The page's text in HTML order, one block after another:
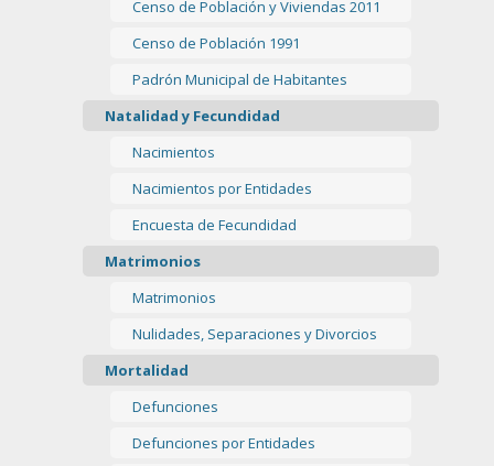
Censo de Población y Viviendas 2011
Censo de Población 1991
Padrón Municipal de Habitantes
Natalidad y Fecundidad
Nacimientos
Nacimientos por Entidades
Encuesta de Fecundidad
Matrimonios
Matrimonios
Nulidades, Separaciones y Divorcios
Mortalidad
Defunciones
Defunciones por Entidades